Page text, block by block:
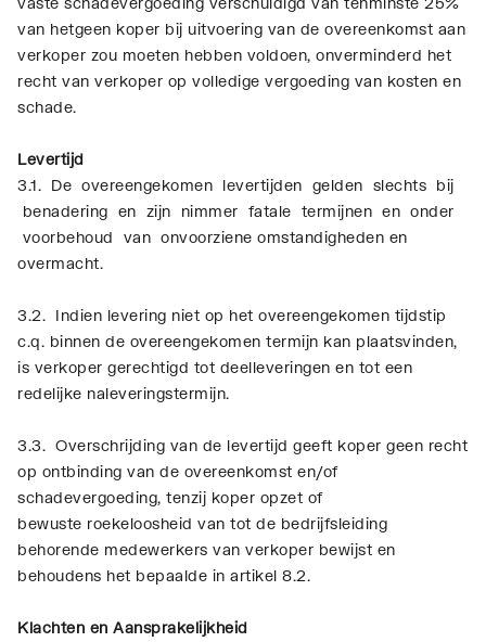
van hetgeen koper bij uitvoering van de overeenkomst aan
verkoper zou moeten hebben voldoen, onverminderd het
recht van verkoper op volledige vergoeding van kosten en
schade.
Levertijd
3.1. De overeengekomen levertijden gelden slechts bij
benadering en zijn nimmer fatale termijnen en onder
voorbehoud van onvoorziene omstandigheden en
overmacht.
3.2. Indien levering niet op het overeengekomen tijdstip
c.q. binnen de overeengekomen termijn kan plaatsvinden,
is verkoper gerechtigd tot deelleveringen en tot een
redelijke naleveringstermijn.
3.3. Overschrijding van de levertijd geeft koper geen recht
op ontbinding van de overeenkomst en/of
schadevergoeding, tenzij koper opzet of
bewuste roekeloosheid van tot de bedrijfsleiding
behorende medewerkers van verkoper bewijst en
behoudens het bepaalde in artikel 8.2.
Klachten en Aansprakelijkheid